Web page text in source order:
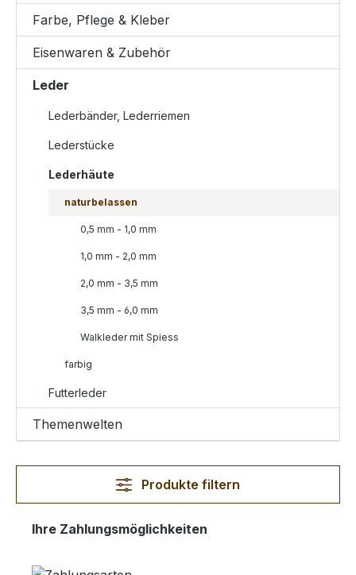
Farbe, Pflege & Kleber
Eisenwaren & Zubehör
Leder
Lederbänder, Lederriemen
Lederstücke
Lederhäute
naturbelassen
0,5 mm - 1,0 mm
1,0 mm - 2,0 mm
2,0 mm - 3,5 mm
3,5 mm - 6,0 mm
Walkleder mit Spiess
farbig
Futterleder
Themenwelten
Produkte filtern
Ihre Zahlungsmöglichkeiten